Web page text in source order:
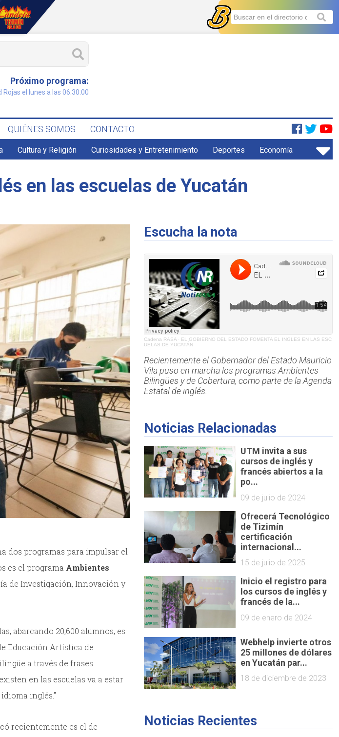
Próximo programa:
Rojas el lunes a las 06:30:00
QUIÉNES SOMOS CONTACTO
Cultura y Religión Curiosidades y Entretenimiento Deportes Economía
en las escuelas de Yucatán
dos programas para impulsar el
es el programa Ambientes
de Investigación, Innovación y
abarcando 20,600 alumnos, es
Educación Artística de
a través de frases
en las escuelas va a estar
inglés.”
recientemente es el de
Escucha la nota
Cadena RASA· EL GOBIERNO DEL ESTADO FOMENTA EL INGLES EN LAS ESC
UELAS DE YUCATÁN
Recientemente el Gobernador del Estado Mauricio
Vila puso en marcha los programas Ambientes
Bilingües y de Cobertura, como parte de la Agenda
Estatal de inglés.
Noticias Relacionadas
UTM invita a sus
cursos de inglés y
francés abiertos a la
po...
09 de julio de 2024
Ofrecerá Tecnológico
de Tizimín
certificación
internacional...
15 de julio de 2025
Inicio el registro para
los cursos de inglés y
francés de la...
09 de enero de 2024
Webhelp invierte otros
25 millones de dólares
en Yucatán par...
18 de diciembre de 2023
Noticias Recientes